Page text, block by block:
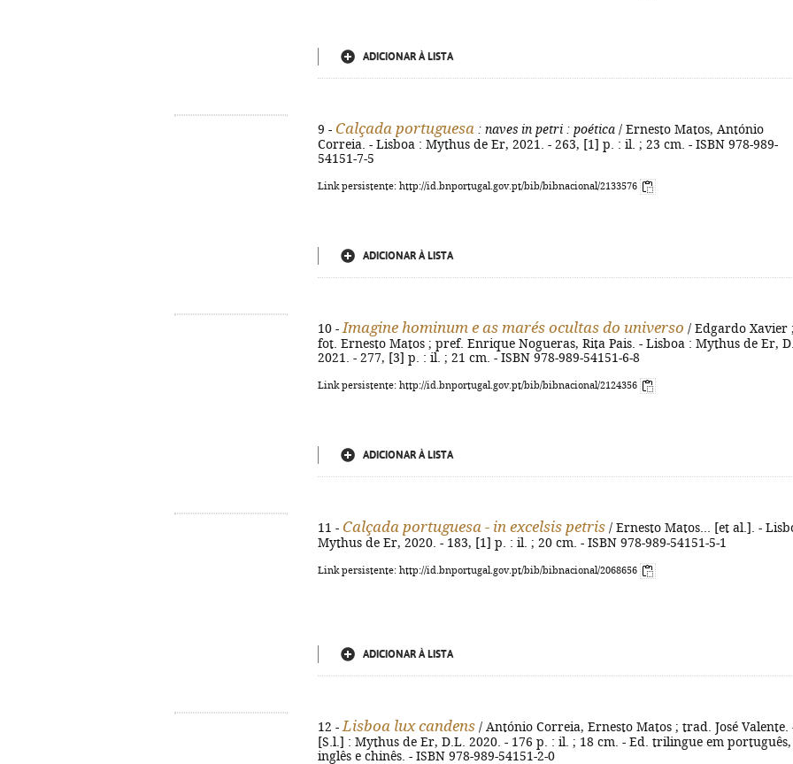
ADICIONAR À LISTA
9 - Calçada portuguesa : naves in petri : poética / Ernesto Matos, António
Correia. - Lisboa : Mythus de Er, 2021. - 263, [1] p. : il. ; 23 cm. - ISBN 978-989-
54151-7-5
Link persistente: http://id.bnportugal.gov.pt/bib/bibnacional/2133576
ADICIONAR À LISTA
10 - Imagine hominum e as marés ocultas do universo / Edgardo Xavier
fot. Ernesto Matos ; pref. Enrique Nogueras, Rita Pais. - Lisboa : Mythus de Er,
2021. - 277, [3] p. : il. ; 21 cm. - ISBN 978-989-54151-6-8
Link persistente: http://id.bnportugal.gov.pt/bib/bibnacional/2124356
ADICIONAR À LISTA
11 - Calçada portuguesa - in excelsis petris / Ernesto Matos... [et al.]. -
Mythus de Er, 2020. - 183, [1] p. : il. ; 20 cm. - ISBN 978-989-54151-5-1
Link persistente: http://id.bnportugal.gov.pt/bib/bibnacional/2068656
ADICIONAR À LISTA
12 - Lisboa lux candens / António Correia, Ernesto Matos ; trad. José Valente.
[S.l.] : Mythus de Er, D.L. 2020. - 176 p. : il. ; 18 cm. - Ed. trilingue em português,
inglês e chinês. - ISBN 978-989-54151-2-0